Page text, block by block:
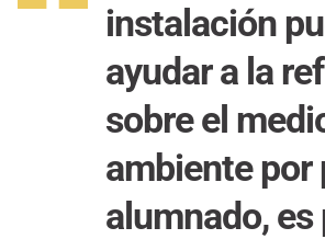
instalación
ayudar a la
sobre el
ambiente por
alumnado, es